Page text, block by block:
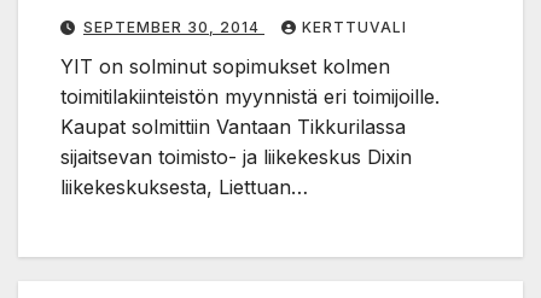
SEPTEMBER 30, 2014 KERTTUVALI
YIT on solminut sopimukset kolmen
toimitilakiinteistön myynnistä eri toimijoille.
Kaupat solmittiin Vantaan Tikkurilassa
sijaitsevan toimisto- ja liikekeskus Dixin
liikekeskuksesta, Liettuan…